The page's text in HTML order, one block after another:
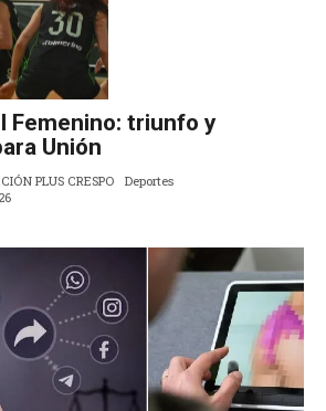
Femenino: triunfo y
Unión
PLUS CRESPO
Deportes